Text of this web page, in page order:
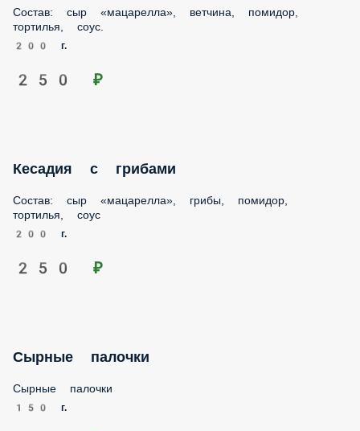
Состав: сыр «мацарелла», ветчина, помидор, тортилья,
соус.
200 г.
250 ₽
Кесадия с грибами
Состав: сыр «мацарелла», грибы, помидор, тортилья, соус
200 г.
Сырные палочки
150 г.
240 ₽